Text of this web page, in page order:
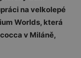
na velkolepé
Worlds, která
v Miláně,